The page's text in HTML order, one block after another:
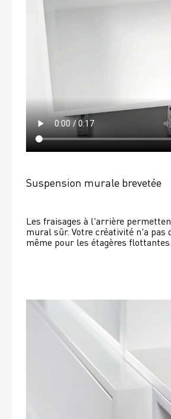
Suspension murale brevetée
Les fraisages à l'arrière
mural sûr. Votre créativité n'a pas
même pour les étagères flottantes.